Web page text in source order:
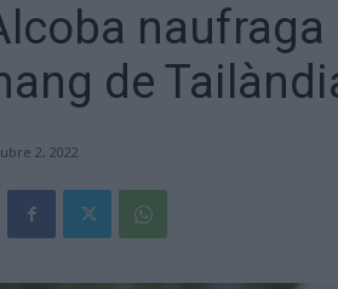
naufraga
de
2, 2022